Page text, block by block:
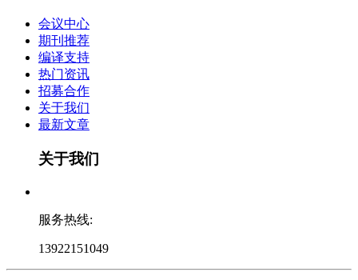
会议中心
期刊推荐
编译支持
热门资讯
招募合作
关于我们
最新文章
关于我们
服务热线:
13922151049